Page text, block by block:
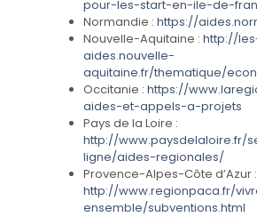
pour-les-start-en-ile-de-
Normandie : https://
Nouvelle-Aquitaine : http://
aides.nouvelle-
aquitaine.fr/thematique/
Occitanie : https://
aides-et-appels-a-projets
Pays de la Loire :
http://www.paysdelaloire.fr/
ligne/aides-regionales/
Provence-Alpes-Côte d’Azur :
http://www.regionpaca.fr/
ensemble/subventions.html